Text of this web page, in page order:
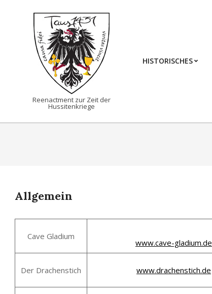
TAUS1431
Reenactment zur Zeit der
Hussitenkriege
HISTORISCHES
Allgemein
Cave Gladium
www.cave-gladium.de
Der Drachenstich www.drachenstich.de